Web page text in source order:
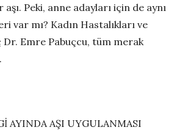
Peki, anne adayları için de aynı
var mı? Kadın Hastalıkları ve
Dr. Emre Pabuçcu, tüm merak
AYINDA AŞI UYGULANMASI